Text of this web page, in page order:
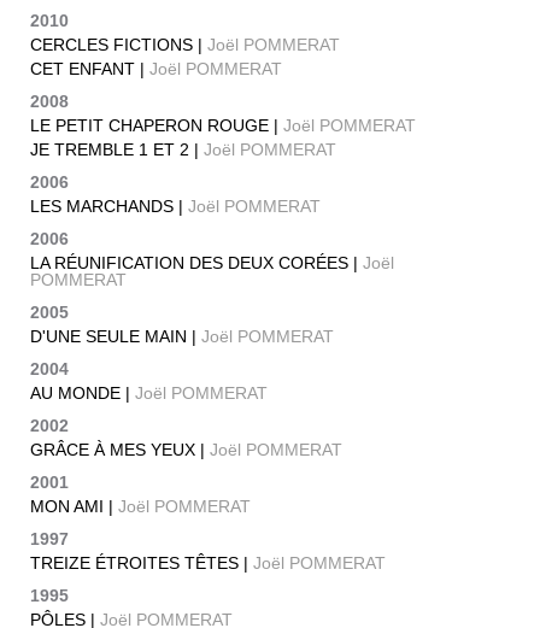
2010
CERCLES FICTIONS | Joël POMMERAT
CET ENFANT | Joël POMMERAT
2008
LE PETIT CHAPERON ROUGE | Joël POMMERAT
JE TREMBLE 1 ET 2 | Joël POMMERAT
2006
LES MARCHANDS | Joël POMMERAT
2006
LA RÉUNIFICATION DES DEUX CORÉES | Joël
POMMERAT
2005
D'UNE SEULE MAIN | Joël POMMERAT
2004
AU MONDE | Joël POMMERAT
2002
GRÂCE À MES YEUX | Joël POMMERAT
2001
MON AMI | Joël POMMERAT
1997
TREIZE ÉTROITES TÊTES | Joël POMMERAT
1995
PÔLES | Joël POMMERAT